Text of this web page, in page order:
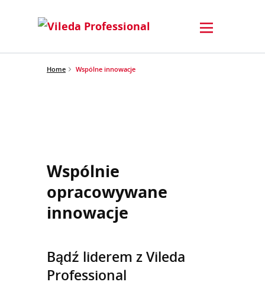
Home Wspólne innowacje
Wspólnie
opracowywane
innowacje
Bądź liderem z Vileda
Professional